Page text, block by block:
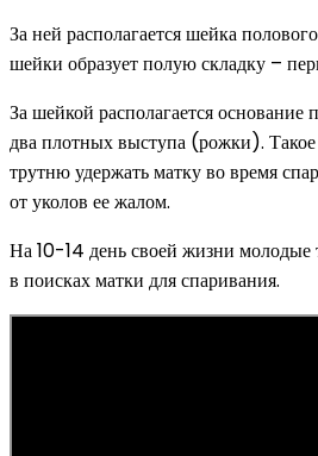
За ней располагается шейка
шейки образует полую складку –
За шейкой располагается основание
два плотных выступа (рожки). Такое
трутню удержать матку во время
от уколов ее жалом.
На 10-14 день своей жизни молодые
в поисках матки для спаривания.